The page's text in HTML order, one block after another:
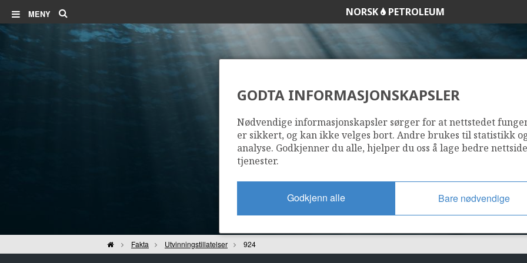
MENY NORSK PETROLEUM
924
Hjem Fakta Utvinningstillatelser 924
GODTA INFORMASJONSKAPSLER
Nødvendige informasjonskapsler sørger for at nettstedet
er sikkert, og kan ikke velges bort. Andre brukes til statistikk
analyse. Godkjenner du alle, hjelper du oss å lage bedre
tjenester.
Godkjenn alle Bare nødvendige